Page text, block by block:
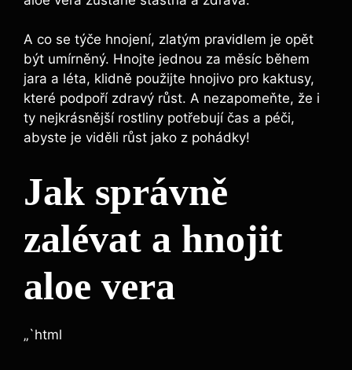
A co se týče hnojení, zlatým pravidlem je opět
být umírněný. Hnojte jednou za měsíc během
jara a léta, klidně použijte hnojivo pro kaktusy,
které podpoří zdravý růst. A nezapomeňte, že i
ty nejkrásnější rostliny potřebují čas a péči,
abyste je viděli růst jako z pohádky!
Jak správně
zalévat a hnojit
aloe vera
„`html